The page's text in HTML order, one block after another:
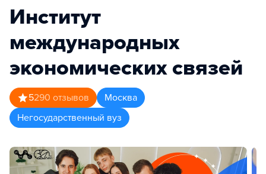
Институт
международных
экономических связей
5290 отзывов
Москва
Негосударственный вуз